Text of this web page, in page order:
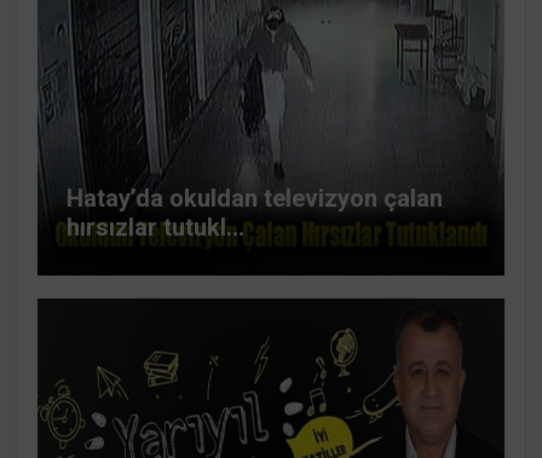
Hatay’da okuldan televizyon çalan
hırsızlar tutukl...